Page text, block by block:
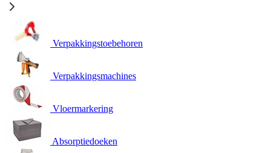
Verpakkingstoebehoren
Verpakkingsmachines
Vloermarkering
Absorptiedoeken